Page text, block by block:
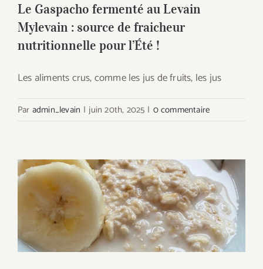
Le Gaspacho fermenté au Levain
Mylevain : source de fraicheur
nutritionnelle pour l’Été !
Les aliments crus, comme les jus de fruits, les jus
Par admin_levain | juin 20th, 2025 | 0 commentaire
Porridge Fermenté au Levain MyLevain
où comment transformer un plat
traditionnel en super aliment moderne !